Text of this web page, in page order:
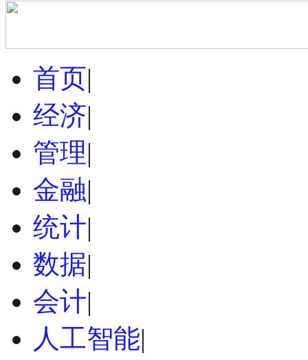
首页|
经济|
管理|
金融|
统计|
数据|
会计|
人工智能|